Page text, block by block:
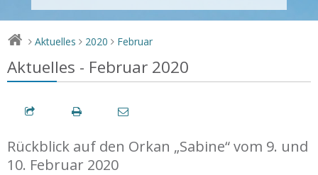
> Aktuelles > 2020 > Februar
Aktuelles - Februar 2020
Rückblick auf den Orkan „Sabine“ vom 9. und
10. Februar 2020